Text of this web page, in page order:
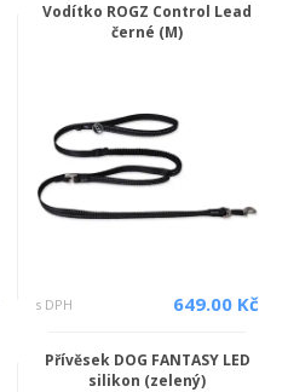
Vodítko ROGZ Control Lead
černé (M)
s DPH 649.00 Kč
Přívěsek DOG FANTASY LED
silikon (zelený)